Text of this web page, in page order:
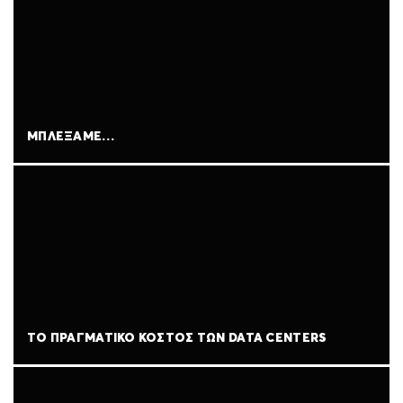
ΜΠΛΈΞΑΜΕ…
ΤΟ ΠΡΑΓΜΑΤΙΚΌ ΚΌΣΤΟΣ ΤΩΝ DATA CENTERS